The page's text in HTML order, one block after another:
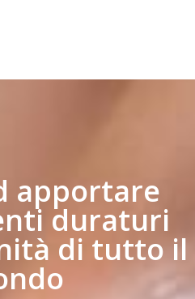
apportare
duraturi
di tutto il